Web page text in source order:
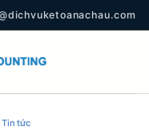
Tin tức